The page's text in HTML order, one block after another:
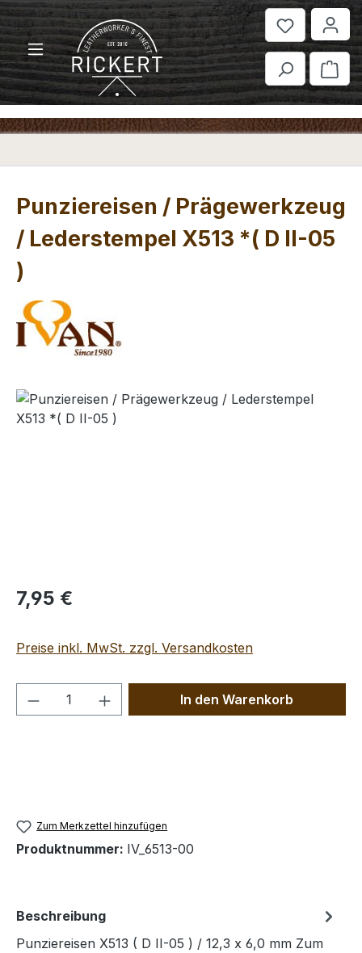
Zum Hauptinhalt springen
Punziereisen / Prägewerkzeug
/ Lederstempel X513 *( D II-05
)
Bildergalerie überspringen
Regulärer Preis:
7,95 €
Preise inkl. MwSt. zzgl. Versandkosten
Produkt Anzahl: Gib denIn den Warenkorb
Zum Merkzettel hinzufügen
Produktnummer: IV_6513-00
Beschreibung
Punziereisen X513 ( D II-05 ) / 12,3 x 6,0 mm Zum